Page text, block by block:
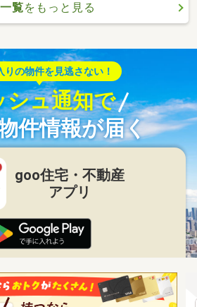
覧をもっと見る
りの物件を見逃さない！
シュ通知で
件情報が届く
goo住宅・不動産
アプリ